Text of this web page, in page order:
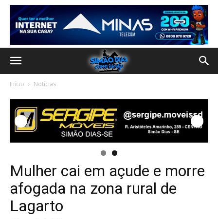
Início Notícias
Mulher cai em açude e morre
afogada na zona rural de
Lagarto